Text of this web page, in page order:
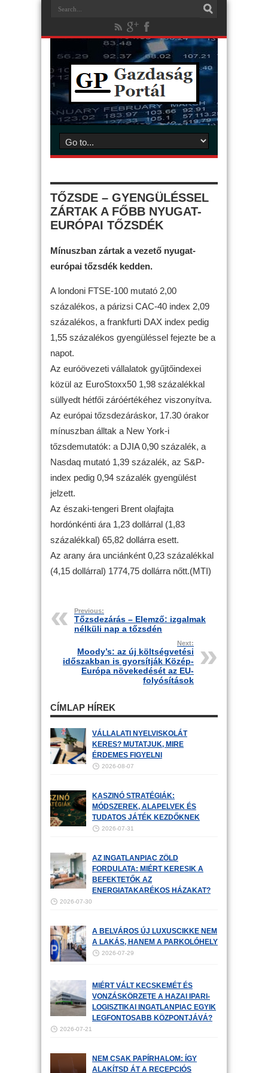
TŐZSDE – GYENGÜLÉSSEL
ZÁRTAK A FŐBB NYUGAT-
EURÓPAI TŐZSDÉK
Mínuszban zártak a vezető nyugat-
európai tőzsdék kedden.
A londoni FTSE-100 mutató 2,00
százalékos, a párizsi CAC-40 index 2,09
százalékos, a frankfurti DAX index pedig
1,55 százalékos gyengüléssel fejezte be a
napot.
Az euróövezeti vállalatok gyűjtőindexei
közül az EuroStoxx50 1,98 százalékkal
süllyedt hétfői záróértékéhez viszonyítva.
Az európai tőzsdezáráskor, 17.30 órakor
mínuszban álltak a New York-i
tőzsdemutatók: a DJIA 0,90 százalék, a
Nasdaq mutató 1,39 százalék, az S&P-
index pedig 0,94 százalék gyengülést
jelzett.
Az északi-tengeri Brent olajfajta
hordónkénti ára 1,23 dollárral (1,83
százalékkal) 65,82 dollárra esett.
Az arany ára unciánként 0,23 százalékkal
(4,15 dollárral) 1774,75 dollárra nőtt.(MTI)
Previous:
Tőzsdezárás – Elemző: izgalmak
nélküli nap a tőzsdén
Next:
Moody’s: az új költségvetési
időszakban is gyorsítják Közép-
Európa növekedését az EU-
folyósítások
CÍMLAP HÍREK
VÁLLALATI NYELVISKOLÁT
KERES? MUTATJUK, MIRE
ÉRDEMES FIGYELNI
2026-08-07
KASZINÓ STRATÉGIÁK:
MÓDSZEREK, ALAPELVEK ÉS
TUDATOS JÁTÉK KEZDŐKNEK
2026-07-31
AZ INGATLANPIAC ZÖLD
FORDULATA: MIÉRT KERESIK A
BEFEKTETŐK AZ
ENERGIATAKARÉKOS HÁZAKAT?
2026-07-30
A BELVÁROS ÚJ LUXUSCIKKE NEM
A LAKÁS, HANEM A PARKOLÓHELY
2026-07-29
MIÉRT VÁLT KECSKEMÉT ÉS
VONZÁSKÖRZETE A HAZAI IPARI-
LOGISZTIKAI INGATLANPIAC EGYIK
LEGFONTOSABB KÖZPONTJÁVÁ?
2026-07-21
NEM CSAK PAPÍRHALOM: ÍGY
ALAKÍTSD ÁT A RECEPCIÓS